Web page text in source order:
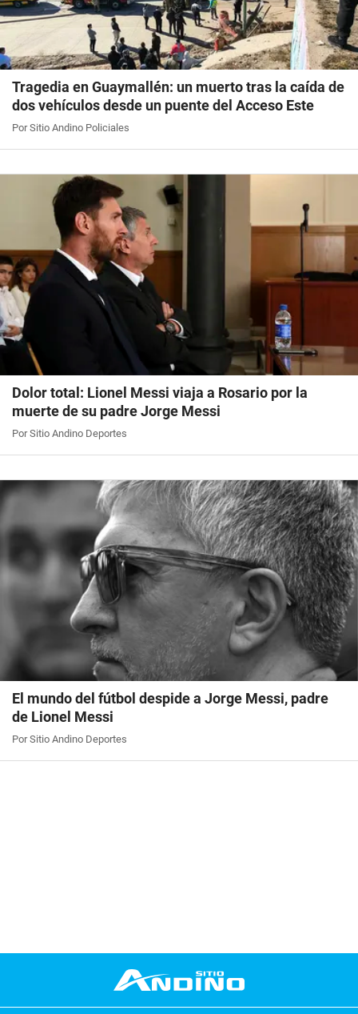
Tragedia en Guaymallén: un muerto tras la caída de
dos vehículos desde un puente del Acceso Este
Por Sitio Andino Policiales
Dolor total: Lionel Messi viaja a Rosario por la
muerte de su padre Jorge Messi
Por Sitio Andino Deportes
El mundo del fútbol despide a Jorge Messi, padre
de Lionel Messi
Por Sitio Andino Deportes